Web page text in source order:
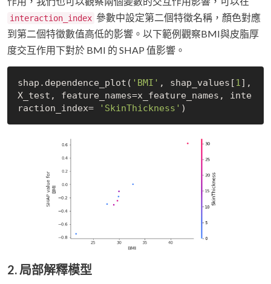
interaction_index 參數中設定第二個特徵名稱，顏色對應
到第二個特徵數值高低的影響。以下範例觀察BMI與皮脂厚
度交互作用下對於 BMI 的 SHAP 值影響。
shap.dependence_plot( 'BMI' , shap_values[1 ],
X_test, feature_names=x_feature_names, inte
raction_index=
'SkinThickness'
2. 局部解釋模型